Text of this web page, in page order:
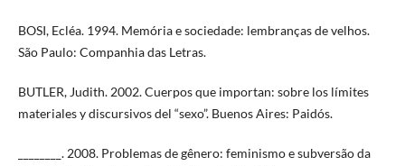
BOSI, Ecléa. 1994. Memória e sociedade: lembranças de velhos.
São Paulo: Companhia das Letras.
BUTLER, Judith. 2002. Cuerpos que importan: sobre los límites
materiales y discursivos del “sexo”. Buenos Aires: Paidós.
________. 2008. Problemas de gênero: feminismo e subversão da